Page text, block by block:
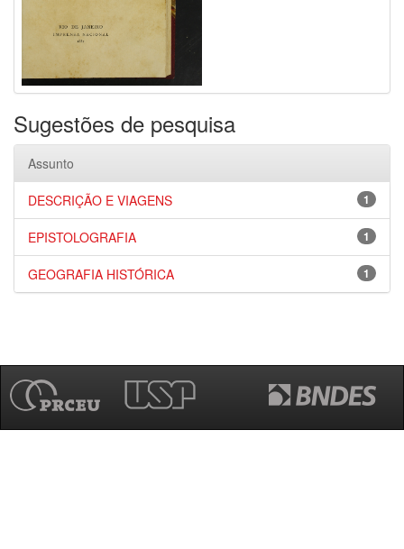
Sugestões de pesquisa
Assunto
1
DESCRIÇÃO E VIAGENS
1
EPISTOLOGRAFIA
1
GEOGRAFIA HISTÓRICA